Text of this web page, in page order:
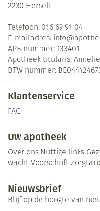
2230 Herselt
Telefoon: 016 69 91 04
E-mailadres: info@
APB nummer: 133401
Apotheek titularis:
BTW nummer:
Klantenservice
FAQ
Uw apotheek
Over ons Nuttige links
wacht Voorschrift
Nieuwsbrief
Blijf op de hoogte van